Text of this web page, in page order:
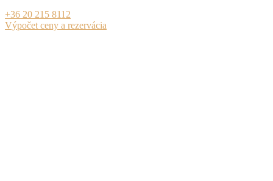
+36 20 215 8112
Výpočet ceny a rezervácia